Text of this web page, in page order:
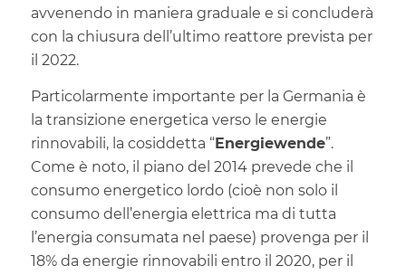
avvenendo in maniera graduale e si concluderà
con la chiusura dell’ultimo reattore prevista per
il 2022.
Particolarmente importante per la Germania è
la transizione energetica verso le energie
rinnovabili, la cosiddetta “Energiewende”.
Come è noto, il piano del 2014 prevede che il
consumo energetico lordo (cioè non solo il
consumo dell’energia elettrica ma di tutta
l’energia consumata nel paese) provenga per il
18% da energie rinnovabili entro il 2020, per il